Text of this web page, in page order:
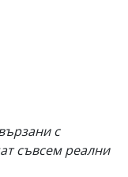
с
съвсем реални